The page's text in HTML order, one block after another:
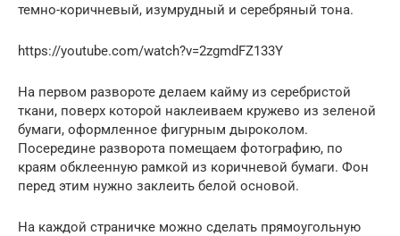
темно-коричневый, изумрудный и серебряный тона.
https://youtube.com/watch?v=2zgmdFZ133Y
На первом развороте делаем кайму из серебристой
ткани, поверх которой наклеиваем кружево из зеленой
бумаги, оформленное фигурным дыроколом.
Посередине разворота помещаем фотографию, по
краям обклеенную рамкой из коричневой бумаги. Фон
перед этим нужно заклеить белой основой.
На каждой страничке можно сделать прямоугольную